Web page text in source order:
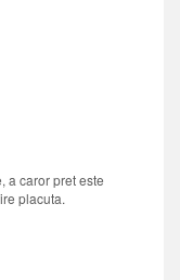
a caror pret este
placuta.